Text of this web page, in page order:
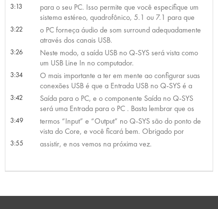
3:13
para o seu PC. Isso permite que você especifique um
sistema estéreo, quadrofônico, 5.1 ou 7.1 para que
3:22
o PC forneça áudio de som surround adequadamente
através dos canais USB.
3:26
Neste modo, a saída USB no Q-SYS será vista como
um USB Line In no computador.
3:34
O mais importante a ter em mente ao configurar suas
conexões USB é que a Entrada USB no Q-SYS é a
3:42
Saída para o PC, e o componente Saída no Q-SYS
será uma Entrada para o PC . Basta lembrar que os
3:49
termos “Input” e “Output” no Q-SYS são do ponto de
vista do Core, e você ficará bem. Obrigado por
3:55 assistir, e nos vemos na próxima vez.